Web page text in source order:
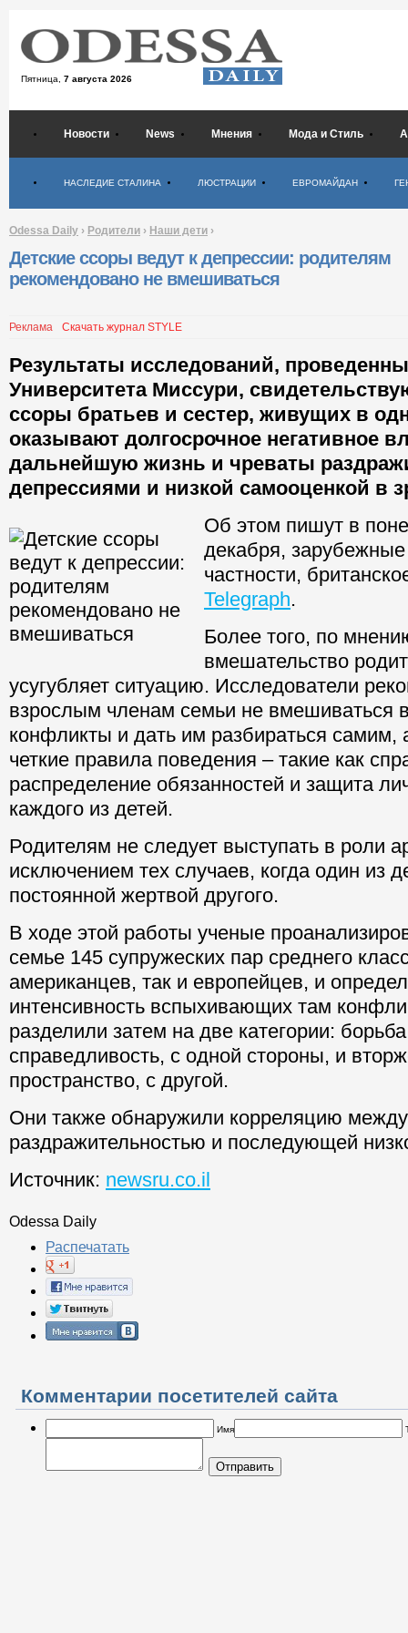
Пятница, 7 августа 2026
Новости News Мнения Мода и Стиль
НАСЛЕДИЕ СТАЛИНА ЛЮСТРАЦИИ ЕВРОМАЙДАН
Odessa Daily › Родители › Наши дети ›
Детские ссоры ведут к депрессии: родителям
рекомендовано не вмешиваться
Реклама Скачать журнал STYLE
Результаты исследований,
Университета Миссури,
ссоры братьев и сестер, живущих в
оказывают долгосрочное негативное
дальнейшую жизнь и чреваты
депрессиями и низкой самооценкой в
Об этом пишут в
декабря,
частности,
Telegraph.
Более того, по
вмешательство
усугубляет ситуацию. Исследователи
взрослым членам семьи не вмешиваться
конфликты и дать им разбираться самим,
четкие правила поведения – такие как
распределение обязанностей и защита
каждого из детей.
Родителям не следует выступать в роли
исключением тех случаев, когда один из
постоянной жертвой другого.
В ходе этой работы ученые
семье 145 супружеских пар среднего
американцев, так и европейцев, и
интенсивность вспыхивающих там
разделили затем на две категории:
справедливость, с одной стороны, и
пространство, с другой.
Они также обнаружили корреляцию
раздражительностью и последующей
Источник: newsru.co.il
Odessa Daily
Распечатать
Комментарии посетителей сайта
Имя
Отправить